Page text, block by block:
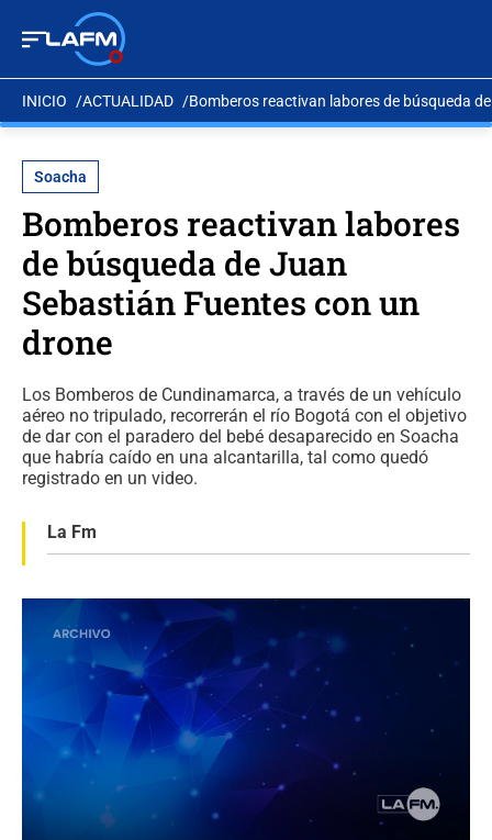
INICIO ACTUALIDAD Bomberos reactivan labores de búsqueda
Soacha
Bomberos reactivan labores
de búsqueda de Juan
Sebastián Fuentes con un
drone
Los Bomberos de Cundinamarca, a través de un vehículo
aéreo no tripulado, recorrerán el río Bogotá con el objetivo
de dar con el paradero del bebé desaparecido en Soacha
que habría caído en una alcantarilla, tal como quedó
registrado en un video.
La Fm